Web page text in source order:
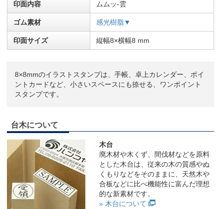
印面内容 ムムッ-雲
ゴム素材 感光樹脂▼
印面サイズ 縦幅8×横幅8 mm
8×8mmのイラストスタンプは、手帳、卓上カレンダー、ポイ
ントカードなど、小さいスペースにも捺せる、ワンポイント
スタンプです。
台木について
木台
廃木材や木くず、間伐材などを原料
とした木台は、従来の木の質感やぬ
くもりなどをそのままに、天然木や
合板などに比べ機能性に富んだ理想
的な新素材です。
» 木台について